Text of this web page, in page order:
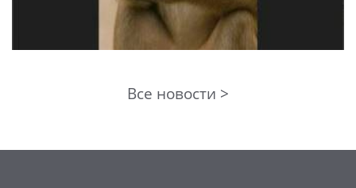
Все новости >